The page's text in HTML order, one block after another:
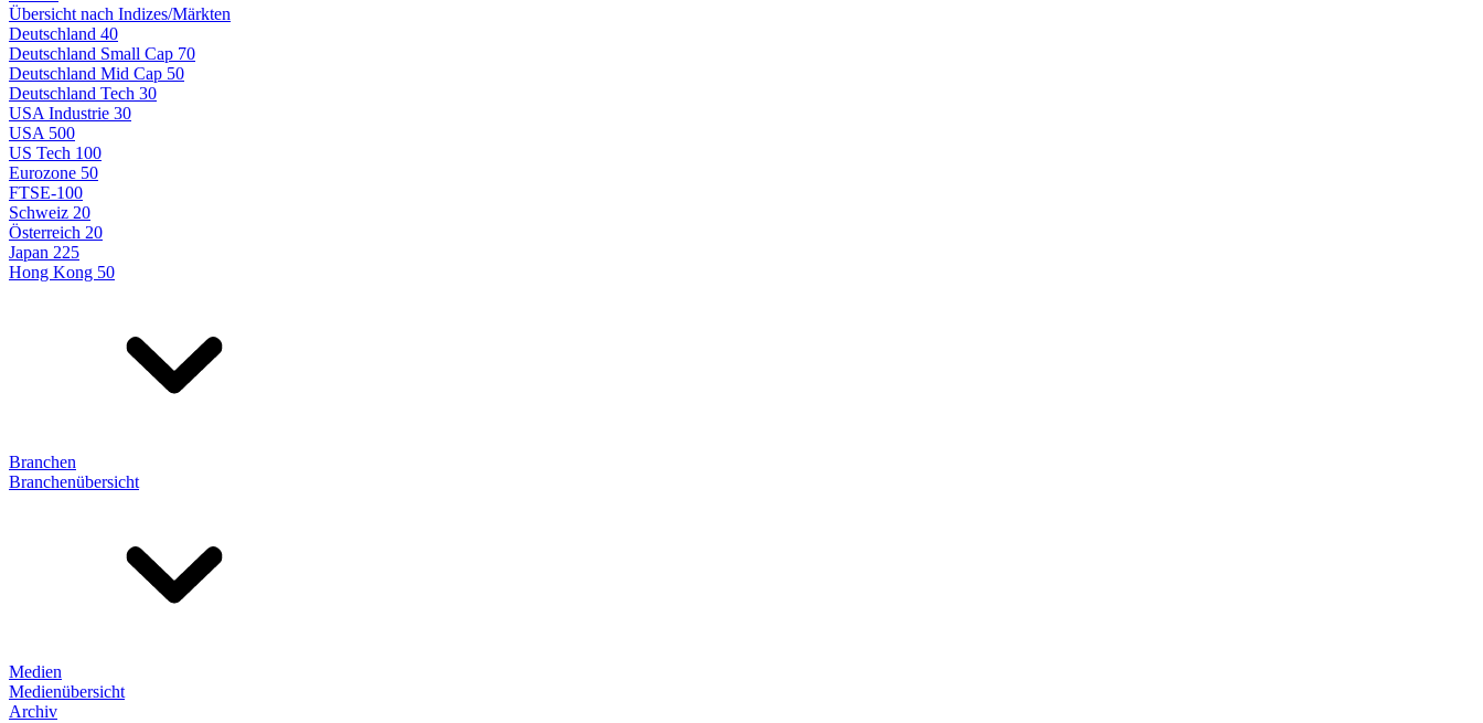
Übersicht nach Indizes/Märkten
Deutschland 40
Deutschland Small Cap 70
Deutschland Mid Cap 50
Deutschland Tech 30
USA Industrie 30
USA 500
US Tech 100
Eurozone 50
FTSE-100
Schweiz 20
Österreich 20
Japan 225
Hong Kong 50
Branchen
Branchenübersicht
Medien
Medienübersicht
Archiv